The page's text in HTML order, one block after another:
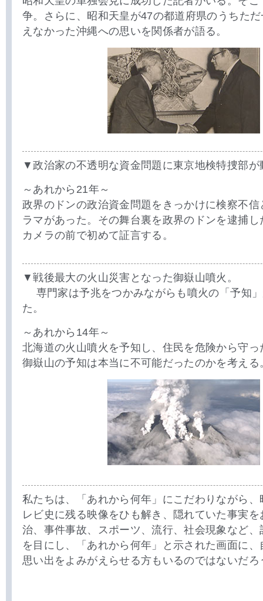
争。さらに、昭和天皇が47の都道府県のうちた
えなかった沖縄への思いを関係者が語る。
▼政治家の不透明な資金問題に東京地検特捜部が
～あれから21年～
政界のドンの政治資金問題をきっかけに検察不
ラマがあった。その舞台裏を政界のドンを逮捕
カメラの前で初めて証言する。
▼戦後最大の火山災害となった御嶽山噴火。
専門家は予兆をつかみながらも噴火の「予知
た。
～あれから14年～
北海道の火山噴火を予知し、住民を危険から守
御嶽山の予知は本当に不可能だったのかを考える
私たちは、「あれから何年」にこだわりながら
レビ史に残る映像をひも解き、隠れていた事実
治、事件事故、スポーツ、流行、社会現象など
を目にし、「あれから何年」と示された画面に
思い出をよみがえらせる方もいるのではないだろ